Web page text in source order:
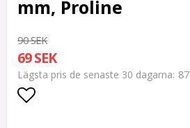
mm, Proline
90 SEK
69 SEK
Lägsta pris de senaste 30 dagarna